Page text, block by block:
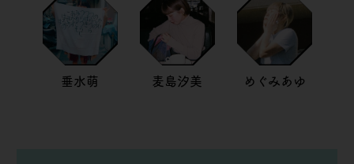
垂水萌 麦島汐美 めぐみあゆ